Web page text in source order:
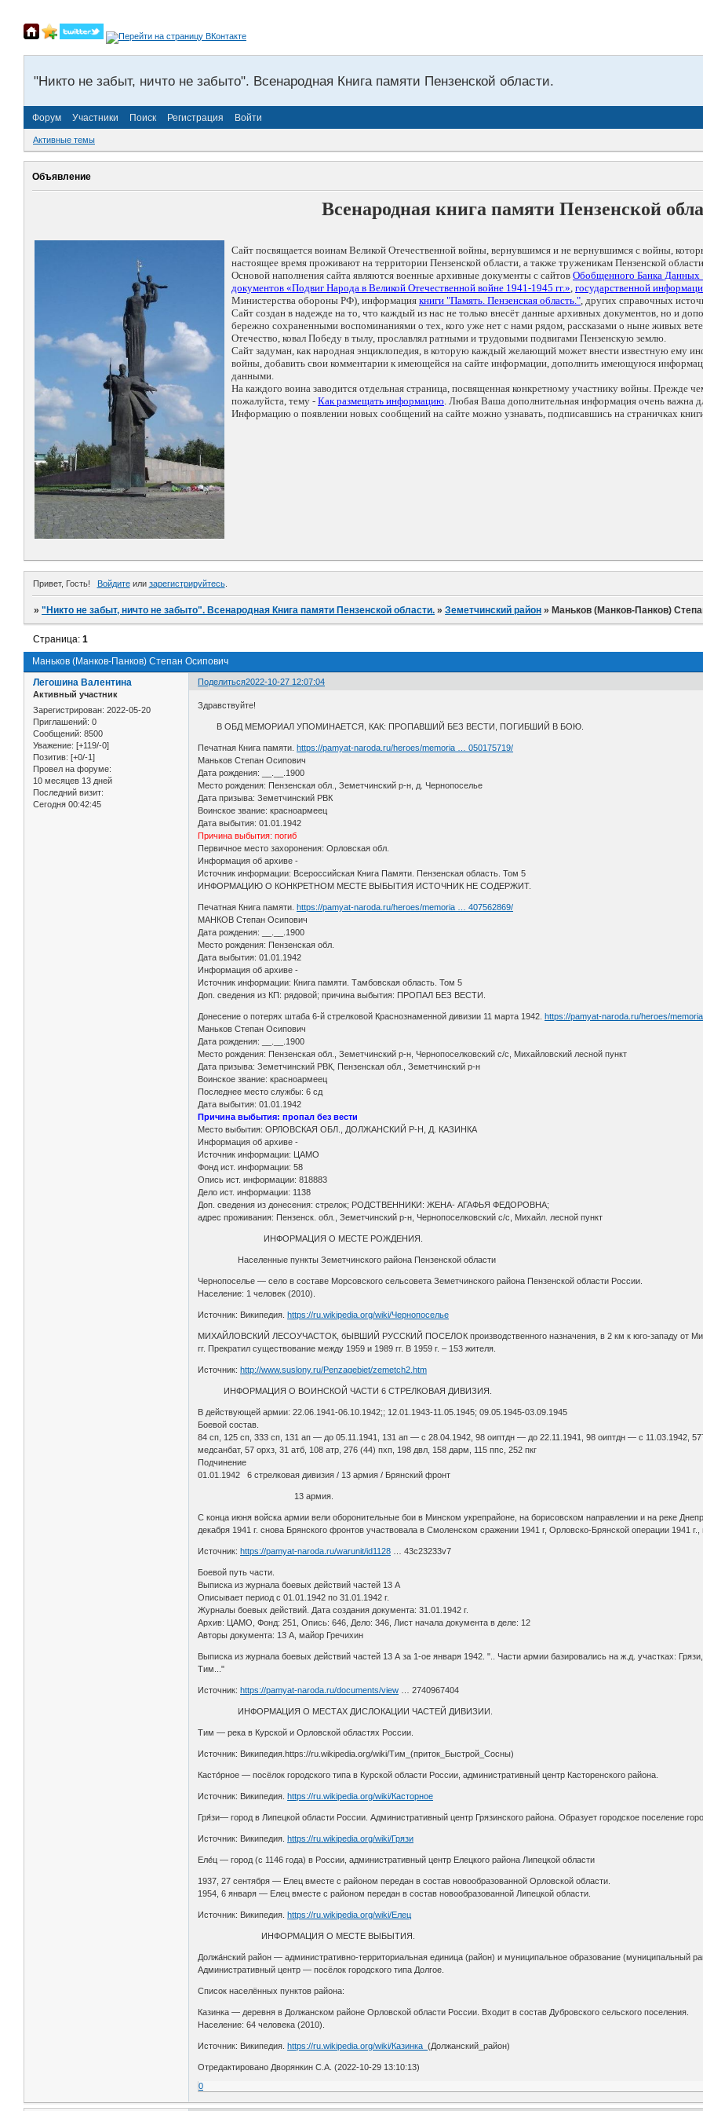
"Никто не забыт, ничто не забыто". Всенародная Книга памяти Пензенской области.
Форум Участники Поиск Регистрация Войти
Активные темы
Объявление
Всенародная книга памяти Пензенской
Сайт посвящается воинам Великой Отечественной войны, вернувшимся и не вернувшимся с войны,
настоящее время проживают на территории Пензенской области, а также труженикам Пензенской
Основой наполнения сайта являются военные архивные документы с сайтов Обобщенного Банка
документов «Подвиг Народа в Великой Отечественной войне 1941-1945 гг.», государственной
Министерства обороны РФ), информация книги "Память. Пензенская область.", других справочных
Сайт создан в надежде на то, что каждый из нас не только внесёт данные архивных документов, но и
бережно сохраненными воспоминаниями о тех, кого уже нет с нами рядом, рассказами о ныне живых
Отечество, ковал Победу в тылу, прославлял ратными и трудовыми подвигами Пензенскую землю.
Сайт задуман, как народная энциклопедия, в которую каждый желающий может внести известную ему
войны, добавить свои комментарии к имеющейся на сайте информации, дополнить имеющуюся
данными.
На каждого воина заводится отдельная страница, посвященная конкретному участнику войны. Прежде
пожалуйста, тему - Как размещать информацию. Любая Ваша дополнительная информация очень важна
Информацию о появлении новых сообщений на сайте можно узнавать, подписавшись на страничках
Привет, Гость! Войдитеили зарегистрируйтесь.
»"Никто не забыт, ничто не забыто". Всенародная Книга памяти Пензенской области. »Земетчинский район » Маньков (Манков-Панков)
Маньков (Манков-Панков) Степан Осипович
Страница:1
Поделиться2022-10-27 12:07:04
Легошина Валентина
Активный участник
Зарегистрирован: 2022-05-20
Приглашений: 0
Сообщений: 8500
Уважение: [+119/-0]
Позитив: [+0/-1]
Провел на форуме:
10 месяцев 13 дней
Последний визит:
Сегодня 00:42:45
Здравствуйте!
В ОБД МЕМОРИАЛ УПОМИНАЕТСЯ, КАК: ПРОПАВШИЙ БЕЗ ВЕСТИ, ПОГИБШИЙ В БОЮ.
Печатная Книга памяти.https://pamyat-naroda.ru/heroes/memoria … 050175719/
Маньков Степан Осипович
Дата рождения: __.__.1900
Место рождения: Пензенская обл., Земетчинский р-н, д. Чернопоселье
Дата призыва: Земетчинский РВК
Воинское звание: красноармеец
Дата выбытия: 01.01.1942
Причина выбытия: погиб
Первичное место захоронения: Орловская обл.
Информация об архиве -
Источник информации: Всероссийская Книга Памяти. Пензенская область. Том 5
ИНФОРМАЦИЮ О КОНКРЕТНОМ МЕСТЕ ВЫБЫТИЯ ИСТОЧНИК НЕ СОДЕРЖИТ.
Печатная Книга памяти.https://pamyat-naroda.ru/heroes/memoria … 407562869/
МАНКОВ Степан Осипович
Дата рождения: __.__.1900
Место рождения: Пензенская обл.
Дата выбытия: 01.01.1942
Информация об архиве -
Источник информации: Книга памяти. Тамбовская область. Том 5
Доп. сведения из КП: рядовой; причина выбытия: ПРОПАЛ БЕЗ ВЕСТИ.
Донесение о потерях штаба 6-й стрелковой Краснознаменной дивизии 11 марта 1942.https://pamyat-naroda.ru/heroes/
Маньков Степан Осипович
Дата рождения: __.__.1900
Место рождения: Пензенская обл., Земетчинский р-н, Чернопоселковский с/с, Михайловский лесной пункт
Дата призыва: Земетчинский РВК, Пензенская обл., Земетчинский р-н
Воинское звание: красноармеец
Последнее место службы: 6 сд
Дата выбытия: 01.01.1942
Причина выбытия: пропал без вести
Место выбытия: ОРЛОВСКАЯ ОБЛ., ДОЛЖАНСКИЙ Р-Н, Д. КАЗИНКА
Информация об архиве -
Источник информации: ЦАМО
Фонд ист. информации: 58
Опись ист. информации: 818883
Дело ист. информации: 1138
Доп. сведения из донесения: стрелок; РОДСТВЕННИКИ: ЖЕНА- АГАФЬЯ ФЕДОРОВНА;
адрес проживания: Пензенск. обл., Земетчинский р-н, Чернопоселковский с/с, Михайл. лесной пункт
ИНФОРМАЦИЯ О МЕСТЕ РОЖДЕНИЯ.
Населенные пункты Земетчинского района Пензенской области
Чернопоселье — село в составе Морсовского сельсовета Земетчинского района Пензенской области России.
Население: 1 человек (2010).
Источник: Википедия.https://ru.wikipedia.org/wiki/Чернопоселье
МИХАЙЛОВСКИЙ ЛЕСОУЧАСТОК, бЫВШИЙ РУССКИЙ ПОСЕЛОК производственного назначения, в 2 км к юго-западу от
гг. Прекратил существование между 1959 и 1989 гг. В 1959 г. – 153 жителя.
Источник:http://www.suslony.ru/Penzagebiet/zemetch2.htm
ИНФОРМАЦИЯ О ВОИНСКОЙ ЧАСТИ 6 СТРЕЛКОВАЯ ДИВИЗИЯ.
В действующей армии: 22.06.1941-06.10.1942;; 12.01.1943-11.05.1945; 09.05.1945-03.09.1945
Боевой состав.
84 сп, 125 сп, 333 сп, 131 ап — до 05.11.1941, 131 ап — с 28.04.1942, 98 оиптдн — до 22.11.1941, 98 оиптдн — с 11.03.1942,
медсанбат, 57 орхз, 31 атб, 108 атр, 276 (44) пхп, 198 двл, 158 дарм, 115 ппс, 252 пкг
Подчинение
01.01.1942 6 стрелковая дивизия / 13 армия / Брянский фронт
13 армия.
С конца июня войска армии вели оборонительные бои в Минском укрепрайоне, на борисовском направлении и на реке
декабря 1941 г. снова Брянского фронтов участвовала в Смоленском сражении 1941 г, Орловско-Брянской операции 1941
Источник:https://pamyat-naroda.ru/warunit/id1128 … 43c23233v7
Боевой путь части.
Выписка из журнала боевых действий частей 13 А
Описывает период с 01.01.1942 по 31.01.1942 г.
Журналы боевых действий. Дата создания документа: 31.01.1942 г.
Архив: ЦАМО, Фонд: 251, Опись: 646, Дело: 346, Лист начала документа в деле: 12
Авторы документа: 13 А, майор Гречихин
Выписка из журнала боевых действий частей 13 А за 1-ое января 1942. ".. Части армии базировались на ж.д. участках:
Тим..."
Источник:https://pamyat-naroda.ru/documents/view … 2740967404
ИНФОРМАЦИЯ О МЕСТАХ ДИСЛОКАЦИИ ЧАСТЕЙ ДИВИЗИИ.
Тим — река в Курской и Орловской областях России.
Источник: Википедия.https://ru.wikipedia.org/wiki/Тим_(приток_Быстрой_Сосны)
Касто́рное — посёлок городского типа в Курской области России, административный центр Касторенского района.
Источник: Википедия.https://ru.wikipedia.org/wiki/Касторное
Гря́зи— город в Липецкой области России. Административный центр Грязинского района. Образует городское поселение
Источник: Википедия.https://ru.wikipedia.org/wiki/Грязи
Еле́ц — город (с 1146 года) в России, административный центр Елецкого района Липецкой области
1937, 27 сентября — Елец вместе с районом передан в состав новообразованной Орловской области.
1954, 6 января — Елец вместе с районом передан в состав новообразованной Липецкой области.
Источник: Википедия.https://ru.wikipedia.org/wiki/Елец
ИНФОРМАЦИЯ О МЕСТЕ ВЫБЫТИЯ.
Должа́нский район — административно-территориальная единица (район) и муниципальное образование (муниципальный
Административный центр — посёлок городского типа Долгое.
Список населённых пунктов района:
Казинка — деревня в Должанском районе Орловской области России. Входит в состав Дубровского сельского поселения.
Население: 64 человека (2010).
Источник: Википедия.https://ru.wikipedia.org/wiki/Казинка_(Должанский_район)
Отредактировано Дворянкин С.А. (2022-10-29 13:10:13)
0